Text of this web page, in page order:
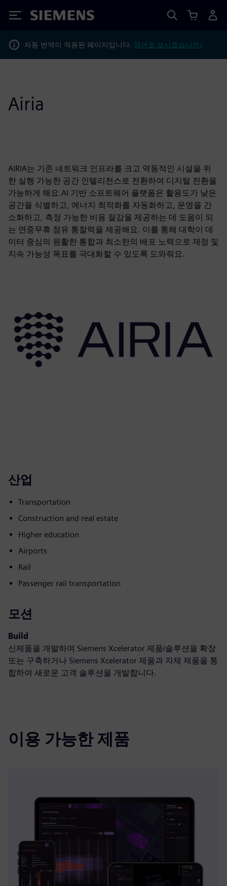
Siemens
자동 번역이 적용된 페이지입니다. 영어로 보시겠습니까?
Airia
AIRIA는 기존 네트워크 인프라를 크고 역동적인 시설을 위
한 실행 가능한 공간 인텔리전스로 전환하여 디지털 전환을
가능하게 해요.AI 기반 소프트웨어 플랫폼은 활용도가 낮은
공간을 식별하고, 에너지 최적화를 자동화하고, 운영을 간
소화하고, 측정 가능한 비용 절감을 제공하는 데 도움이 되
는 연중무휴 점유 통찰력을 제공해요. 이를 통해 대학이 데
이터 중심의 원활한 통합과 최소한의 배포 노력으로 재정 및
지속 가능성 목표를 극대화할 수 있도록 도와줘요.
산업
Transportation
Construction and real estate
Higher education
Airports
Rail
Passenger rail transportation
모션
Build
신제품을 개발하여 Siemens Xcelerator 제품/솔루션을 확장
또는 구축하거나 Siemens Xcelerator 제품과 자체 제품을 통
합하여 새로운 고객 솔루션을 개발합니다.
이용 가능한 제품